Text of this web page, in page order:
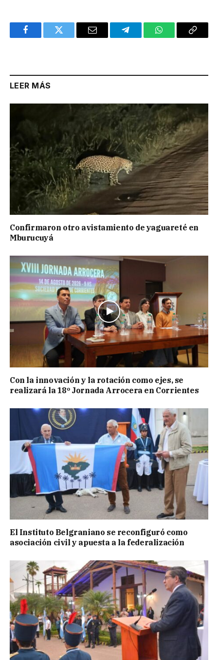
FacebookTwitter Email TelegramWhatsAppCopy
LEER MÁS
Confirmaron otro avistamiento de yaguareté en
Mburucuyá
Con la innovación y la rotación como ejes, se
realizará la 18º Jornada Arrocera en Corrientes
El Instituto Belgraniano se reconfiguró como
asociación civil y apuesta a la federalización